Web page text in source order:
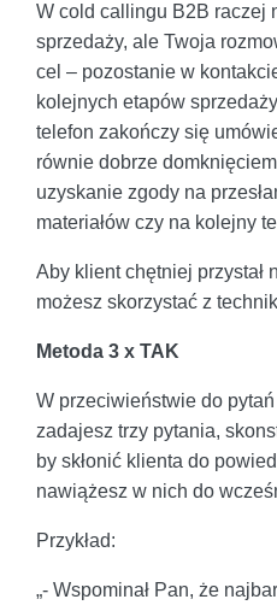
W cold callingu B2B raczej
sprzedaży, ale Twoja
cel – pozostanie w
kolejnych etapów
telefon zakończy się
równie dobrze
uzyskanie zgody na
materiałów czy na kolejny
Aby klient chętniej przystał
możesz skorzystać z
Metoda 3 x TAK
W przeciwieństwie do
zadajesz trzy pytania,
by skłonić klienta do
nawiążesz w nich do
Przykład:
„- Wspominał Pan, że